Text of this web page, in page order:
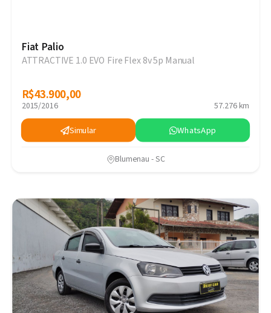
Fiat Palio
ATTRACTIVE 1.0 EVO Fire Flex 8v 5p Manual
R$43.900,00
R$43.900,00
2015/2016 57.276 km
Simular WhatsApp
Blumenau - SC